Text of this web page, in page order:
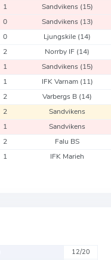
1 Sandvikens (15)
0 Sandvikens (13)
0 Ljungskile (14)
2 Norrby IF (14)
1 Sandvikens (15)
1 IFK Varnam (11)
2 Varbergs B (14)
2 Sandvikens
1 Sandvikens
2 Falu BS
1 IFK Marieh
12/20